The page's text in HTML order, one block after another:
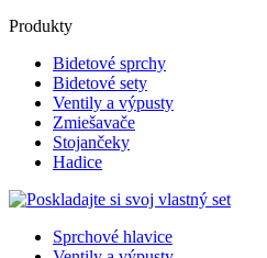
Produkty
Bidetové sprchy
Bidetové sety
Ventily a výpusty
Zmiešavače
Stojančeky
Hadice
Sprchové hlavice